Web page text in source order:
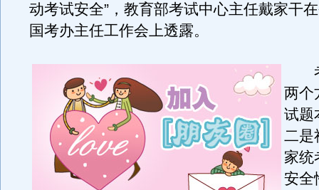
动考试安全”，教育部考试中心主任戴家干
国考办主任工作会上透露。
考
两个
试题
二是
家统
安全